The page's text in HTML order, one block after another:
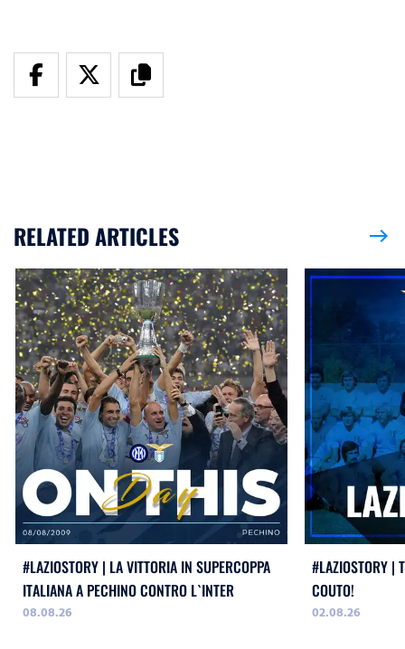
RELATED ARTICLES east
#LAZIOSTORY | LA VITTORIA IN SUPERCOPPA
ITALIANA A PECHINO CONTRO L`INTER
08.08.26
#LAZIOSTORY |
COUTO!
02.08.26